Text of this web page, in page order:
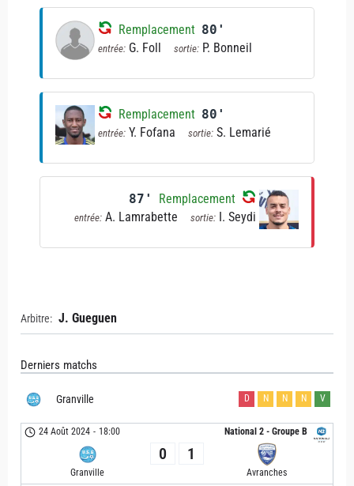
Remplacement 80'
entrée: G. Foll sortie: P. Bonneil
Remplacement 80'
entrée: Y. Fofana sortie: S. Lemarié
87' Remplacement
entrée: A. Lamrabette sortie: I. Seydi
Arbitre: J. Gueguen
Derniers matchs
Granville D N N N V
National 2 - Groupe B
24 Août 2024 - 18:00
Granville
0 1
Avranches